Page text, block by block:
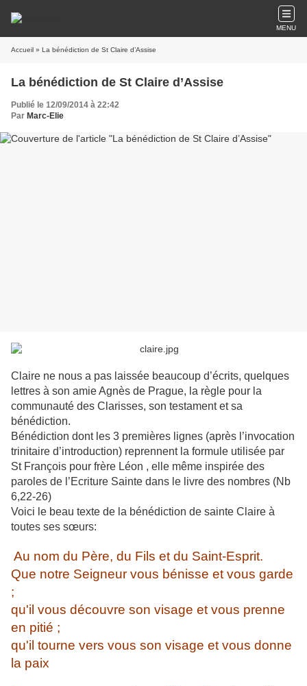
MENU
Accueil » La bénédiction de St Claire d’Assise
La bénédiction de St Claire d’Assise
Publié le 12/09/2014 à 22:42
Par Marc-Elie
Claire ne nous a pas laissée beaucoup d’écrits, quelques
lettres à son amie Agnès de Prague, la règle pour la
communauté des Clarisses, son testament et sa
bénédiction.
Bénédiction dont les 3 premières lignes (après l’invocation
trinitaire d’introduction) reprennent la formule utilisée par
St François pour frère Léon , elle même inspirée des
paroles de l’Ecriture Sainte dans le livre des nombres (Nb
6,22-26)
Voici le beau texte de la bénédiction de sainte Claire à
toutes ses sœurs:
Au nom du Père, du Fils et du Saint-Esprit.
Que notre Seigneur vous bénisse et vous garde
;
qu'il vous découvre son visage et vous prenne
en pitié ;
qu'il tourne vers vous son visage et vous donne
la paix